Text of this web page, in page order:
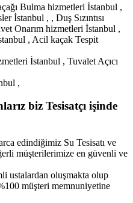
Bulma hizmetleri İstanbul ,
İstanbul , , Duş Sızıntısı
Onarım hizmetleri İstanbul ,
, Acil kaçak Tespit
İstanbul , Tuvalet Açıcı
,
biz Tesisatçı işinde
edindiğimiz Su Tesisatı ve
müşterilerimize en güvenli ve
ustalardan oluşmakta olup
müşteri memnuniyetine